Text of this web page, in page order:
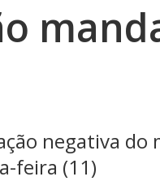
negativa do
feira (11)